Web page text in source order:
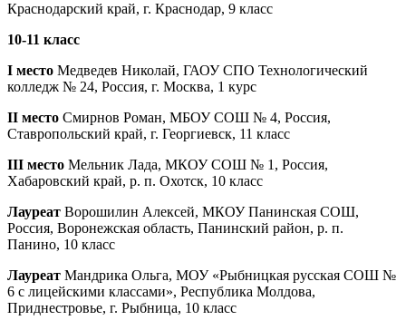
Краснодарский край, г. Краснодар, 9 класс
10-11 класс
I место Медведев Николай, ГАОУ СПО Технологический
колледж № 24, Россия, г. Москва, 1 курс
II место Смирнов Роман, МБОУ СОШ № 4, Россия,
Ставропольский край, г. Георгиевск, 11 класс
III место Мельник Лада, МКОУ СОШ № 1, Россия,
Хабаровский край, р. п. Охотск, 10 класс
Лауреат Ворошилин Алексей, МКОУ Панинская СОШ,
Россия, Воронежская область, Панинский район, р. п.
Панино, 10 класс
Лауреат Мандрика Ольга, МОУ «Рыбницкая русская СОШ №
6 с лицейскими классами», Республика Молдова,
Приднестровье, г. Рыбница, 10 класс